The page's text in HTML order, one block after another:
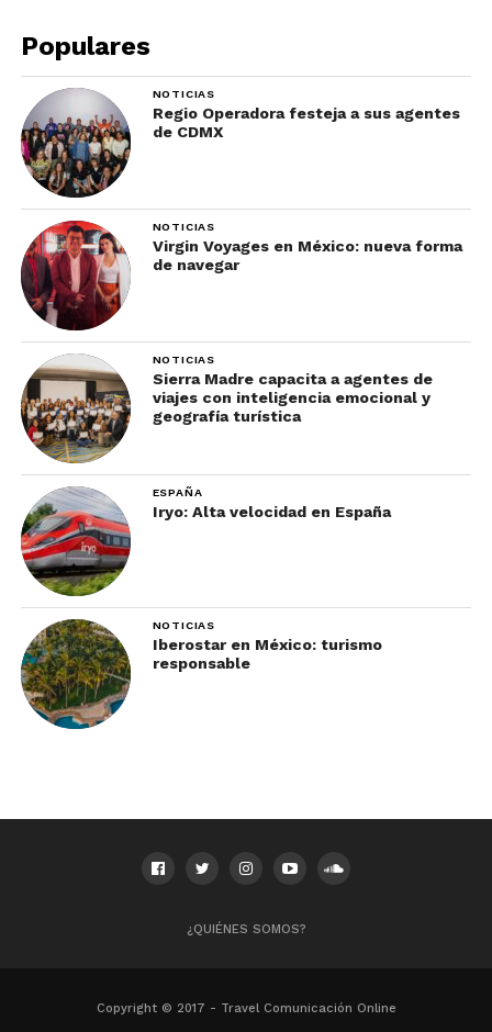
Populares
NOTICIAS
Regio Operadora festeja a sus agentes
de CDMX
NOTICIAS
Virgin Voyages en México: nueva forma
de navegar
NOTICIAS
Sierra Madre capacita a agentes de
viajes con inteligencia emocional y
geografía turística
ESPAÑA
Iryo: Alta velocidad en España
NOTICIAS
Iberostar en México: turismo
responsable
¿QUIÉNES SOMOS?
Copyright © 2017 - Travel Comunicación Online